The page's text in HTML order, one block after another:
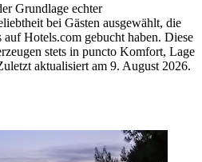
Grundlage echter
bei Gästen ausgewählt, die
Hotels.com gebucht haben. Diese
stets in puncto Komfort, Lage
aktualisiert am 9. August 2026.